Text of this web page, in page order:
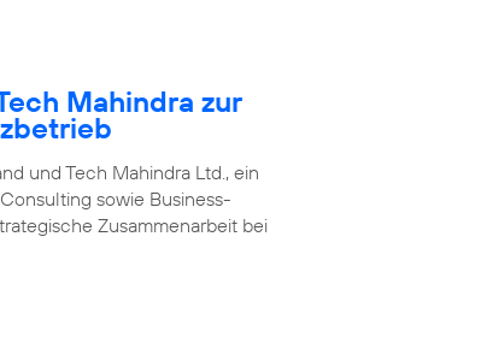
Mahindra zur
und Tech Mahindra Ltd., ein
sowie Business-
Zusammenarbeit bei